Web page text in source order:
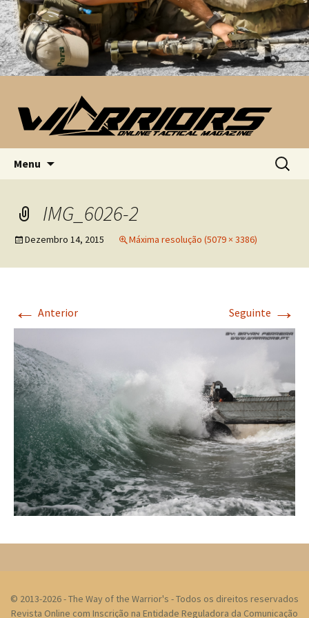
Menu
por:
IMG_6026-2
Dezembro 14, 2015 Máxima resolução (5079 × 3386)
← Anterior Seguinte →
© 2013-2026 - The Way of the Warrior's - Todos os direitos reservados
Revista Online com Inscrição na Entidade Reguladora da Comunicação